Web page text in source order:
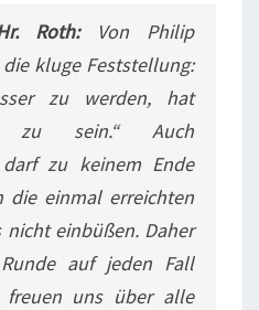
Roth:Von Philip
kluge Feststellung:
zu werden, hat
zu sein.“ Auch
zu keinem Ende
die einmal erreichten
einbüßen. Daher
auf jeden Fall
uns über alle